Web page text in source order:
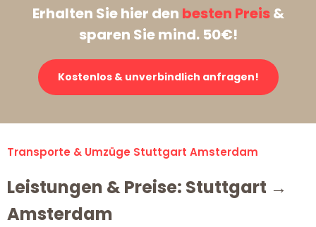
Erhalten Sie hier den besten Preis&
sparen Sie mind. 50€!
Kostenlos & unverbindlich anfragen!
Transporte & Umzüge Stuttgart Amsterdam
Leistungen & Preise: Stuttgart →
Amsterdam